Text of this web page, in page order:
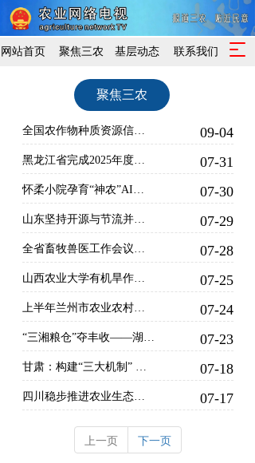
网站首页 聚焦三农 基层动态 联系我们
T
e
n
v
i
a
i
n
全国农作物种质资源信息平台上线试运行 09-04
黑龙江省完成2025年度驻村帮扶力量优化调整 7408名驻村干部奔赴乡村振兴一线 07-31
怀柔小院孕育“神农”AI农场 07-30
山东坚持开源与节流并重、增产与减损并行，推动各环节落实节粮减损 全链条节粮减损，山东有“粮”策 07-29
全省畜牧兽医工作会议暨动物疫情形势会商会在驻马店市召开 07-28
山西农业大学有机旱作农业重点实验室 牵头建设的“秸秆聚乳酸可降解地膜中试平台”启用 07-25
上半年兰州市农业农村经济稳中向好 07-24
“三湘粮仓”夺丰收——湖南半年经济观察之一 07-23
甘肃：构建“三大机制” 打通种养循环堵点 07-18
四川稳步推进农业生态资源环境保护工作 “十四五”时期 我们收获了这些成果 07-17
上一页 下一页
聚焦三农